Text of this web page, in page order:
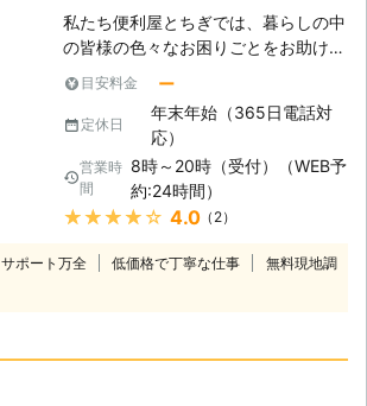
私たち便利屋とちぎでは、暮らしの中
の皆様の色々なお困りごとをお助けし
ます。家具の組立・移動も多くのお客
様からご依頼いただいており、経験と
実績があります。お客様の大切な家具
を、丁寧に迅速に作業し、確実に組み
立てます。どうぞ便利屋とちぎにお任
せください。 【購入したのに移動し
てもらえなかった】 最近とても手軽
すが、安くて気に入った家具を購入し
目安料金 ー
定休日
年末年始（365日電話対
応）
営業時
間
8時～20時（受付）（WEB予
約:24時間）
★★★★★ 4.0（2）
サポート万全 低価格で丁寧な仕事
無料現地調